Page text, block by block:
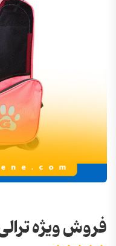
فروش ویژه